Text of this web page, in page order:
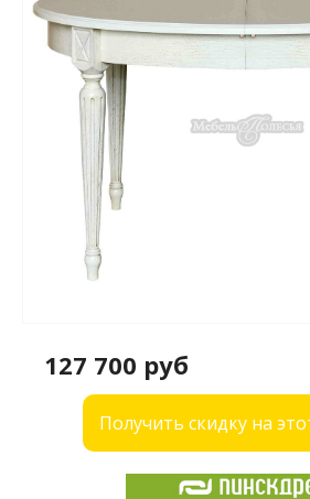
127 700 руб
Получить скидку на